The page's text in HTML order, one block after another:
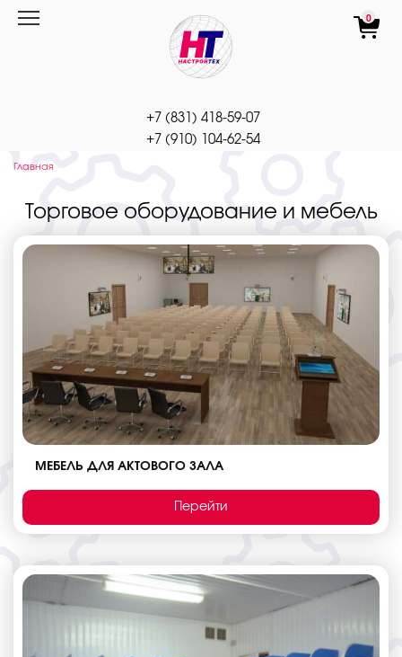
Перейти
+7 (831) 418-59-07
+7 (910) 104-62-54
0
Главная
Торговое оборудование и мебель
МЕБЕЛЬ ДЛЯ АКТОВОГО ЗАЛА